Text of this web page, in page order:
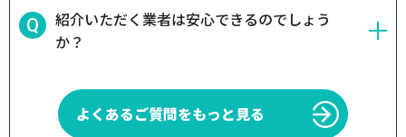
紹介いただく業者は安心できるのでしょう
か？
よくあるご質問をもっと見る